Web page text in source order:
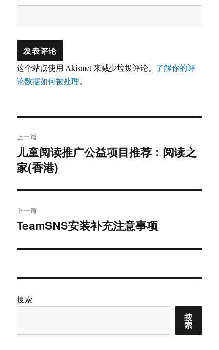
这个站点使用 Akismet 来减少垃圾评论。 了解你的评
论数据如何被处理。
章
导
航
上一篇
上
篇
章：
儿童阅读推广公益项目推荐：阅读之
家(香港)
下一篇
下
文
TeamSNS安装补充注意事项
搜索
搜
索